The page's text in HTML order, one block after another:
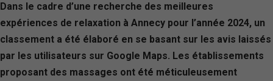
Dans le cadre d’une recherche des meilleures
expériences de relaxation à Annecy pour l’année 2024, un
classement a été élaboré en se basant sur les avis laissés
par les utilisateurs sur Google Maps. Les établissements
proposant des massages ont été méticuleusement